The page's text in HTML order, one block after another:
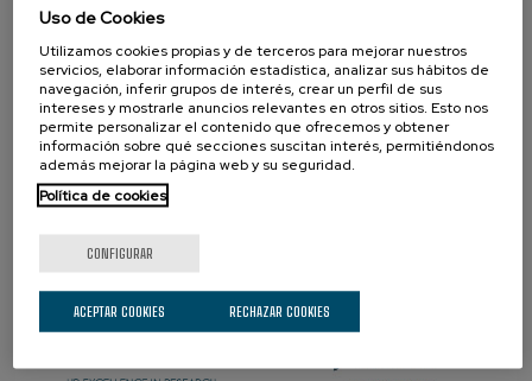
Uso de Cookies
Utilizamos cookies propias y de terceros para mejorar nuestros
servicios, elaborar información estadística, analizar sus hábitos de
navegación, inferir grupos de interés, crear un perfil de sus
intereses y mostrarle anuncios relevantes en otros sitios. Esto nos
permite personalizar el contenido que ofrecemos y obtener
información sobre qué secciones suscitan interés, permitiéndonos
además mejorar la página web y su seguridad.
Política de cookies
CONFIGURAR
RECHAZAR COOKIES
ACEPTAR COOKIES